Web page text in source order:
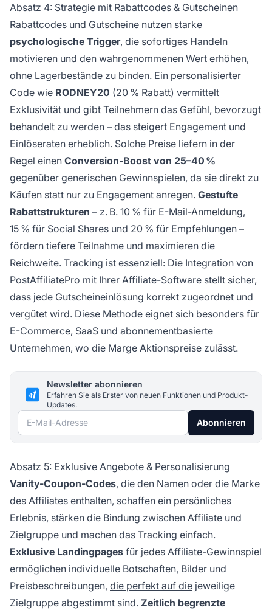
Absatz 4: Strategie mit Rabattcodes & Gutscheinen
Rabattcodes und Gutscheine nutzen starke
psychologische Trigger, die sofortiges Handeln
motivieren und den wahrgenommenen Wert erhöhen,
ohne Lagerbestände zu binden. Ein personalisierter
Code wie RODNEY20 (20 % Rabatt) vermittelt
Exklusivität und gibt Teilnehmern das Gefühl, bevorzugt
behandelt zu werden – das steigert Engagement und
Einlöseraten erheblich. Solche Preise liefern in der
Regel einen Conversion-Boost von 25–40 %
gegenüber generischen Gewinnspielen, da sie direkt zu
Käufen statt nur zu Engagement anregen. Gestufte
Rabattstrukturen – z. B. 10 % für E-Mail-Anmeldung,
15 % für Social Shares und 20 % für Empfehlungen –
fördern tiefere Teilnahme und maximieren die
Reichweite. Tracking ist essenziell: Die Integration von
PostAffiliatePro mit Ihrer Affiliate-Software stellt sicher,
dass jede Gutscheineinlösung korrekt zugeordnet und
vergütet wird. Diese Methode eignet sich besonders für
E-Commerce, SaaS und abonnementbasierte
Unternehmen, wo die Marge Aktionspreise zulässt.
Newsletter abonnieren
Erfahren Sie als Erster von neuen Funktionen und Produkt-
Updates.
E-Mail-Adresse Abonnieren
Absatz 5: Exklusive Angebote & Personalisierung
Vanity-Coupon-Codes, die den Namen oder die Marke
des Affiliates enthalten, schaffen ein persönliches
Erlebnis, stärken die Bindung zwischen Affiliate und
Zielgruppe und machen das Tracking einfach.
Exklusive Landingpages für jedes Affiliate-Gewinnspiel
ermöglichen individuelle Botschaften, Bilder und
Preisbeschreibungen, die perfekt auf die jeweilige
Zielgruppe abgestimmt sind. Zeitlich begrenzte